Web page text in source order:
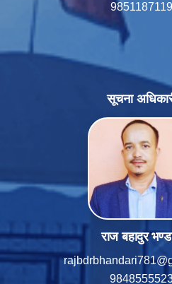
9851187119
सूचना
राज बहादुर